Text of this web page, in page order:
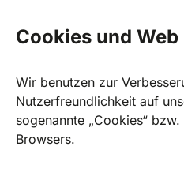
Cookies und
Wir benutzen zur
Nutzerfreundlichkeit auf
sogenannte „Cookies“
Browsers.